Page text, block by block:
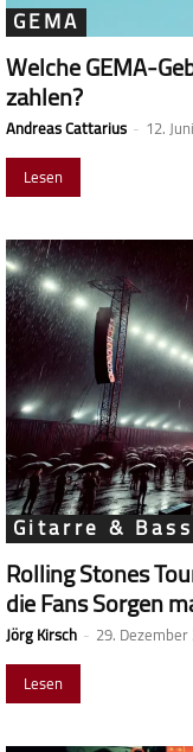
GEMA
Welche GEMA-
zahlen?
Andreas Cattarius - 12.
Lesen
Gitarre & Bass
Rolling Stones
die Fans Sorgen
Jörg Kirsch - 29.
Lesen